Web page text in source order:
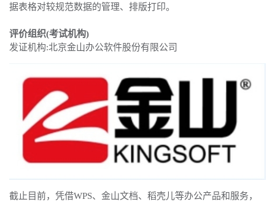
据表格对较规范数据的管理、排版打印。
评价组织(考试机构)
发证机构:北京金山办公软件股份有限公司
截止目前，凭借WPS、金山文档、稻壳儿等办公产品和服务，